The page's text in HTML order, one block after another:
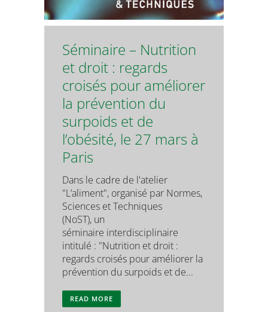
Séminaire – Nutrition
et droit : regards
croisés pour améliorer
la prévention du
surpoids et de
l’obésité, le 27 mars à
Paris
Dans le cadre de l'atelier
"L’aliment", organisé par Normes,
Sciences et Techniques
(NoST), un
séminaire interdisciplinaire
intitulé : "Nutrition et droit :
regards croisés pour améliorer la
prévention du surpoids et de...
READ MORE